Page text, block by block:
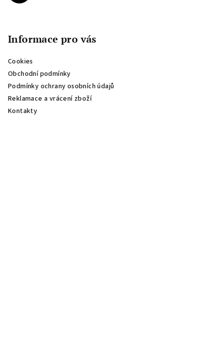
Informace pro vás
Cookies
Obchodní podmínky
Podmínky ochrany osobních údajů
Reklamace a vrácení zboží
Kontakty